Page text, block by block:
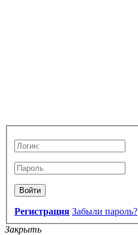
Войти
Регистрация Забыли пароль?
Закрыть